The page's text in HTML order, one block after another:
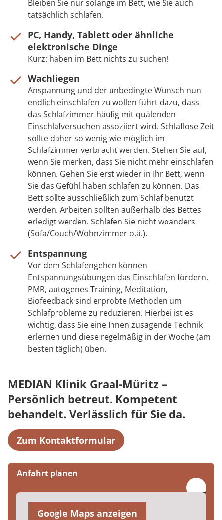
Bleiben Sie nur solange im Bett, wie Sie auch
tatsächlich schlafen.
PC, Handy, Tablett oder ähnliche
elektronische Dinge
Kurz: haben im Bett nichts zu suchen!
Wachliegen
Anspannung und der unbedingte Wunsch nun
endlich einschlafen zu wollen führt dazu, dass
das Schlafzimmer häufig mit quälenden
Einschlafversuchen assoziiert wird. Schlaflose Zeit
sollte daher so wenig wie möglich im
Schlafzimmer verbracht werden. Stehen Sie auf,
wenn Sie merken, dass Sie nicht mehr einschlafen
können. Gehen Sie erst wieder in Ihr Bett, wenn
Sie das Gefühl haben schlafen zu können. Das
Bett sollte ausschließlich zum Schlaf benutzt
werden. Arbeiten sollten außerhalb des Bettes
erledigt werden. Schlafen Sie nicht woanders
(Sofa/Couch/Wohnzimmer o.ä.).
Entspannung
Vor dem Schlafengehen können
Entspannungsübungen das Einschlafen fördern.
PMR, autogenes Training, Meditation,
Biofeedback sind erprobte Methoden um
Schlafprobleme zu reduzieren. Hierbei ist es
wichtig, dass Sie eine Ihnen zusagende Technik
erlernen und diese regelmäßig in der Woche (am
besten täglich) üben.
MEDIAN Klinik Graal-Müritz –
Persönlich betreut. Kompetent
behandelt. Verlässlich für Sie da.
Zum Kontaktformular
Anfahrt planen
Google Maps anzeigen